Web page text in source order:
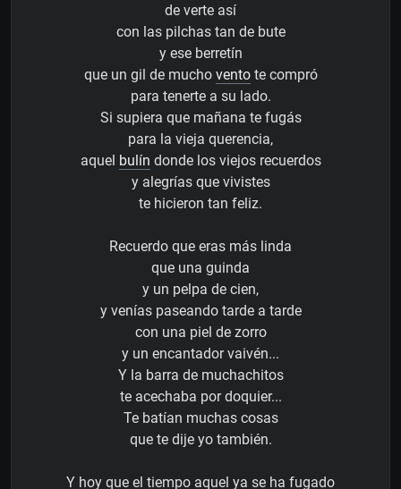
de verte así
con las pilchas tan de bute
y ese berretín
que un gil de mucho ventote compró
para tenerte a su lado.
Si supiera que mañana te fugás
para la vieja querencia,
aquel bulín donde los viejos recuerdos
y alegrías que vivistes
te hicieron tan feliz.
Recuerdo que eras más linda
que una guinda
y un pelpa de cien,
y venías paseando tarde a tarde
con una piel de zorro
y un encantador vaivén...
Y la barra de muchachitos
te acechaba por doquier...
Te batían muchas cosas
que te dije yo también.
Y hoy que el tiempo aquel ya se ha fugado